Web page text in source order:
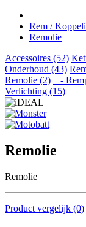
Rem /
Remolie
Accessoires (52)
Onderhoud (43)
Remolie (2)
-
Verlichting (15)
Remolie
Remolie
Product vergelijk (0)